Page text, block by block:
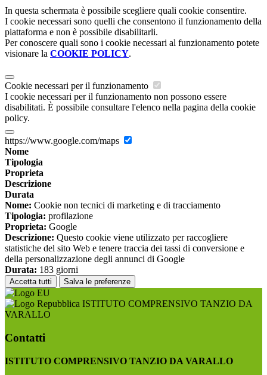
In questa schermata è possibile scegliere quali cookie consentire.
I cookie necessari sono quelli che consentono il funzionamento della
piattaforma e non è possibile disabilitarli.
Per conoscere quali sono i cookie necessari al funzionamento potete
visionare la COOKIE POLICY.
Cookie necessari per il funzionamento
I cookie necessari per il funzionamento non possono essere
disabilitati. È possibile consultare l'elenco nella pagina della cookie
policy.
https://www.google.com/maps
Nome
Tipologia
Proprieta
Descrizione
Durata
Nome: Cookie non tecnici di marketing e di tracciamento
Tipologia: profilazione
Proprieta: Google
Descrizione: Questo cookie viene utilizzato per raccogliere
statistiche del sito Web e tenere traccia dei tassi di conversione e
della personalizzazione degli annunci di Google
Durata: 183 giorni
Accetta tutti Salva le preferenze
ISTITUTO COMPRENSIVO TANZIO DA
VARALLO
Contatti
ISTITUTO COMPRENSIVO TANZIO DA VARALLO